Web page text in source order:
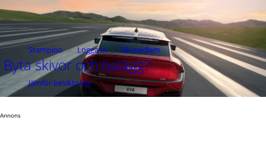
Stampioo Logga in Bli medlem
Jämför besiktning
Byta skivor och belägg?
Annons